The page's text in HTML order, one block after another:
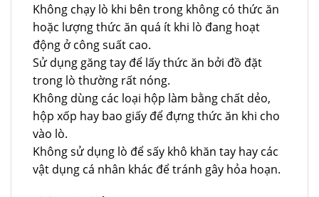
Không chạy lò khi bên trong không có thức ăn
hoặc lượng thức ăn quá ít khi lò đang hoạt
động ở công suất cao.
Sử dụng găng tay để lấy thức ăn bởi đồ đặt
trong lò thường rất nóng.
Không dùng các loại hộp làm bằng chất dẻo,
hộp xốp hay bao giấy để đựng thức ăn khi cho
vào lò.
Không sử dụng lò để sấy khô khăn tay hay các
vật dụng cá nhân khác để tránh gây hỏa hoạn.